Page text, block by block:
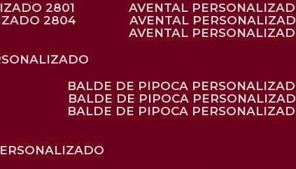
2801
AVENTAL
2804
AVENTAL
AVENTAL
BALDE DE PIPOCA
BALDE DE PIPOCA
BALDE DE PIPOCA